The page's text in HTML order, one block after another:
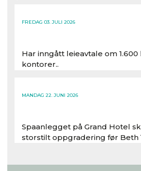
FREDAG 03. JULI 2026
Har inngått leieavtale om
kontorer..
MANDAG 22. JUNI 2026
Spaanlegget på Grand Hotel
storstilt oppgradering før
Les hele artikkelen